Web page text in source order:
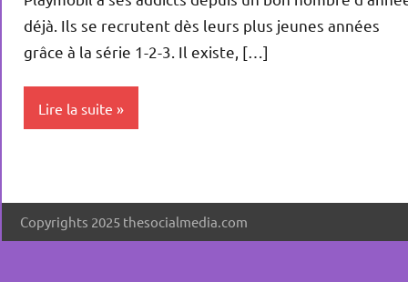
déjà. Ils se recrutent dès leurs plus jeunes années
grâce à la série 1-2-3. Il existe, […]
Lire la suite
Cadeaux
Jeux
Copyrights 2025 thesocialmedia.com